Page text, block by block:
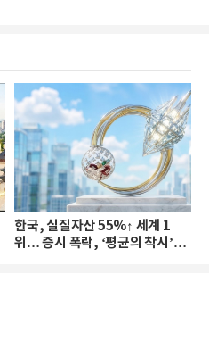
한국, 실질자산 55%↑ 세계 1
위… 증시 폭락, ‘평균의 착시’와